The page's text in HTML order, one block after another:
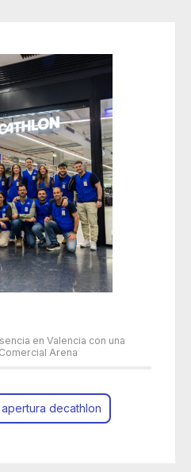
en Valencia con una
Arena
apertura decathlon